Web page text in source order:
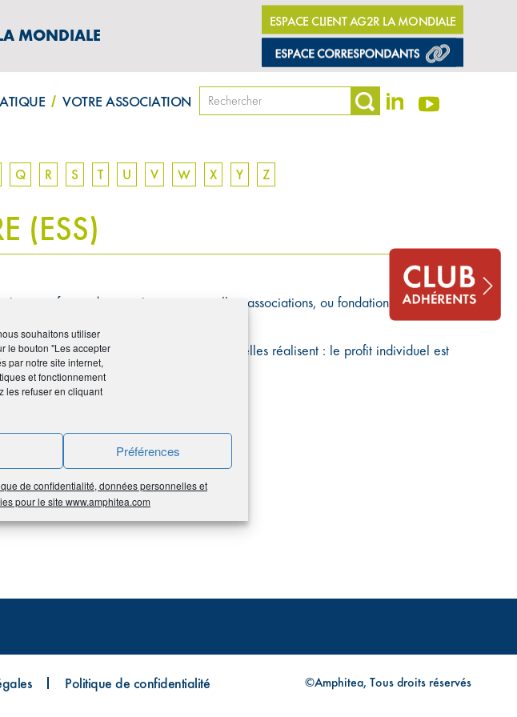
souhaitons utiliser
le bouton "Les accepter
par notre site internet,
et fonctionnement
les refuser en cliquant
Préférences
de confidentialité, données personnelles et
pour le site www.amphitea.com
MONDIALE
ESPACE CLIENT AG2R LA MONDIALE
VOTRE ASSOCIATION
Q R S T U V W X Y Z
(ESS)
sous forme de coopératives, mutuelles, associations, ou fondations, dont le
strictement l’utilisation des bénéfices qu’elles réalisent : le profit individuel est
publiques.
Politique de confidentialité ©Amphitea, Tous droits réservés